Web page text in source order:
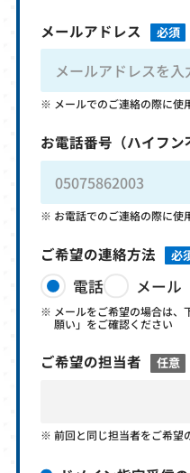
メールアドレス 必須
メールでのご連絡の際に使
お電話番号 （ハイフン
お電話でのご連絡の際に使
ご希望の連絡方法 必
電話 メール
メールをご希望の場合は
願い」をご確認ください
ご希望の担当者 任意
前回と同じ担当者をご希望